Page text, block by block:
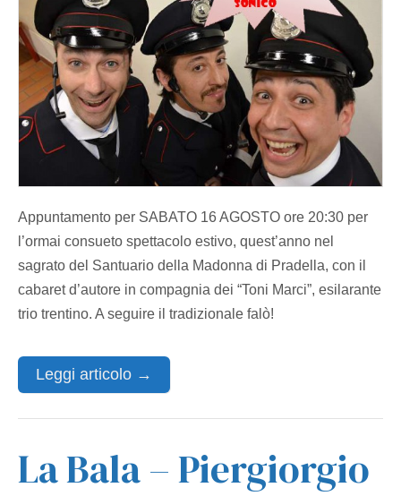
Appuntamento per SABATO 16 AGOSTO ore 20:30 per
l’ormai consueto spettacolo estivo, quest’anno nel
sagrato del Santuario della Madonna di Pradella, con il
cabaret d’autore in compagnia dei “Toni Marci”, esilarante
trio trentino. A seguire il tradizionale falò!
Leggi articolo →
La Bala – Piergiorgio